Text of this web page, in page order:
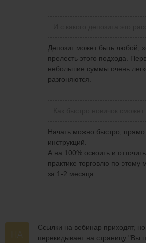
Депозит может быть любой,
прелесть этого подхода.
небольшие суммы очень
разгоняются.
Начать можно быстро,
инструкций.
А на 100% освоить и
практике торговлю по этому
за 1-2 месяца.
Ссылки на вебинар приходят, но
перекидывает на страницу "Вы